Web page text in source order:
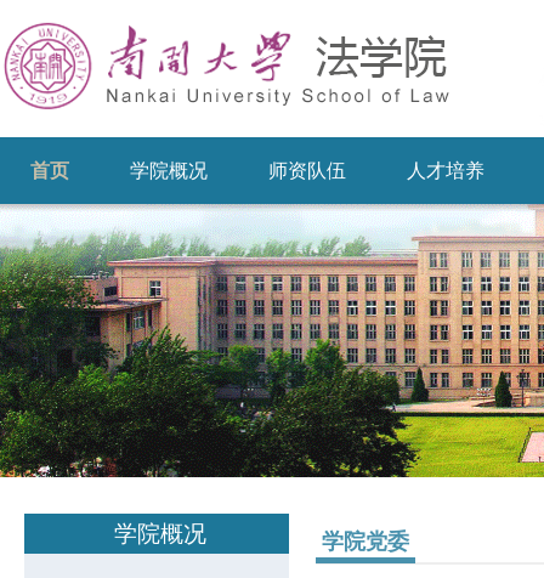
首页 学院概况 师资队伍 人才培养
学院概况 学院党委